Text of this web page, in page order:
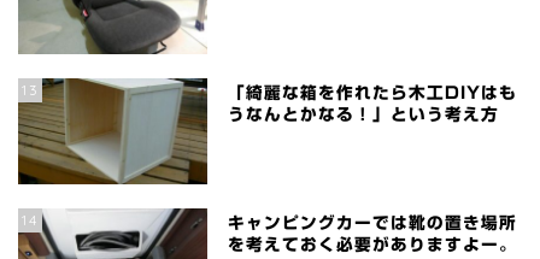
13
「綺麗な箱を作れたら木工DIYはも
うなんとかなる！」という考え方
14
キャンピングカーでは靴の置き場所
を考えておく必要がありますよー。